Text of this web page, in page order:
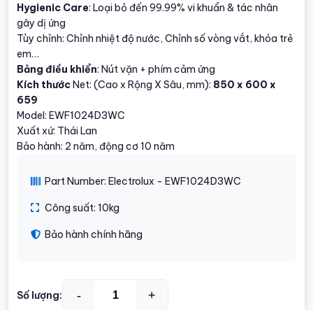
Hygienic Care: Loại bỏ đến 99.99% vi khuẩn & tác nhân
gây dị ứng
Tùy chỉnh: Chỉnh nhiệt độ nước, Chỉnh số vòng vắt, khóa trẻ
em…
Bảng điều khiển: Nút vặn + phím cảm ứng
Kích thướcNet: (Cao x Rộng X Sâu, mm): 850 x 600 x
659
Model: EWF1024D3WC
Xuất xứ: Thái Lan
Bảo hành: 2 năm, động cơ 10 năm
Part Number: Electrolux - EWF1024D3WC
Công suất: 10kg
Bảo hành chính hãng
Số lượng: - +